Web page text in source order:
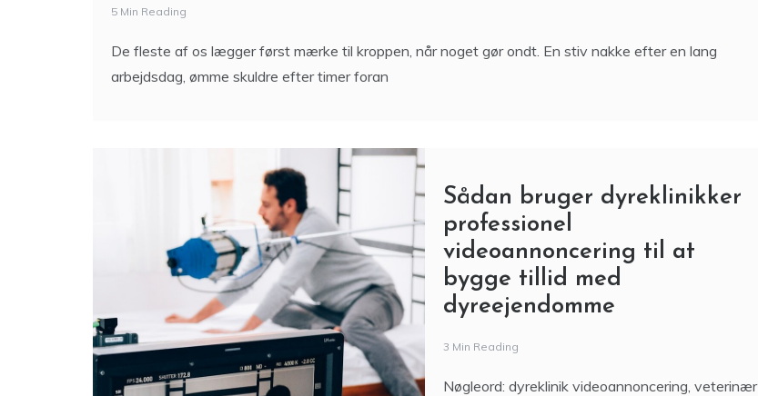
5 Min Reading
De fleste af os lægger først mærke til kroppen, når noget gør ondt. En stiv nakke efter en lang
arbejdsdag, ømme skuldre efter timer foran
Sådan bruger dyreklinikker
professionel
videoannoncering til at
bygge tillid med
dyreejendomme
3 Min Reading
Nøgleord: dyreklinik videoannoncering, veterinær